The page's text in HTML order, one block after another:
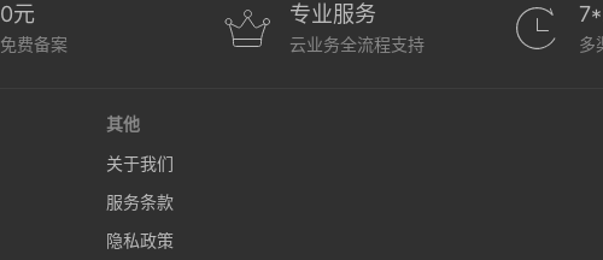
0元
免费备案
专业服务
云业务全流程支持 多
其他
关于我们
服务条款
隐私政策